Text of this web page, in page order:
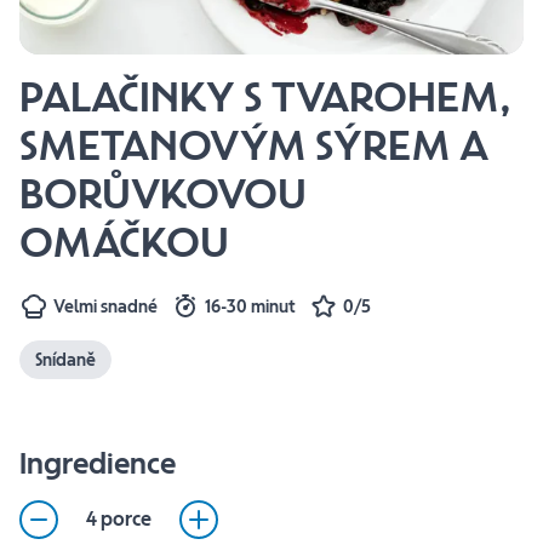
PALAČINKY S TVAROHEM,
SMETANOVÝM SÝREM A
BORŮVKOVOU
OMÁČKOU
Velmi snadné 16-30 minut 0/5
Snídaně
Ingredience
4 porce